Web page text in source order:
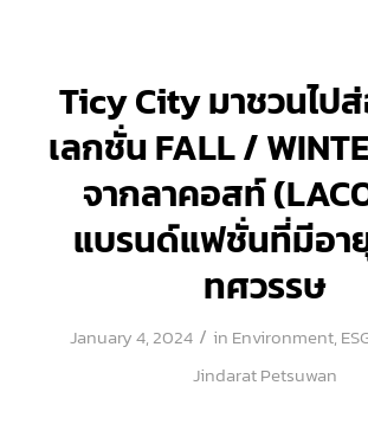
Ticy City มาชวนไป
เลกชั่น FALL /
จากลาคอสท์
แบรนด์แฟชั่นที่มีอา
ทศวรรษ
January 4, 2024 / in Environment,
Jindarat Petsuwan